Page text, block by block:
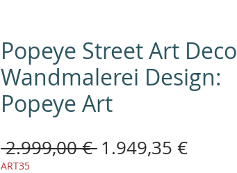
Popeye Street Art Deco
Wandmalerei Design:
Popeye Art
2.999,00 € Standardpreis
1.949,35 €Sale-
ART35